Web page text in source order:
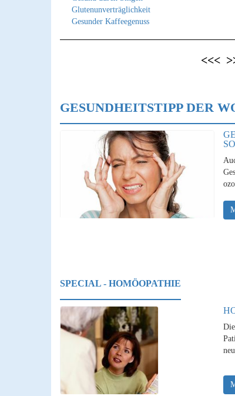
Glutenunverträglichkeit
Gesunder Kaffeegenuss
<<<
GESUNDHEITSTIPP DER
SPECIAL - HOMÖOPATHIE